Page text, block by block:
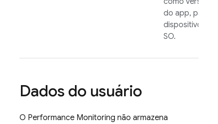
do app, país,
dispositivo ou
SO.
Dados do usuário
O Performance Monitoring não armazena